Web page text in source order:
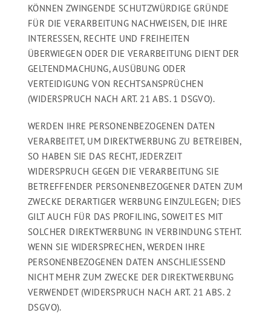
KÖNNEN ZWINGENDE SCHUTZWÜRDIGE GRÜNDE
FÜR DIE VERARBEITUNG NACHWEISEN, DIE IHRE
INTERESSEN, RECHTE UND FREIHEITEN
ÜBERWIEGEN ODER DIE VERARBEITUNG DIENT DER
GELTENDMACHUNG, AUSÜBUNG ODER
VERTEIDIGUNG VON RECHTSANSPRÜCHEN
(WIDERSPRUCH NACH ART. 21 ABS. 1 DSGVO).
WERDEN IHRE PERSONENBEZOGENEN DATEN
VERARBEITET, UM DIREKTWERBUNG ZU BETREIBEN,
SO HABEN SIE DAS RECHT, JEDERZEIT
WIDERSPRUCH GEGEN DIE VERARBEITUNG SIE
BETREFFENDER PERSONENBEZOGENER DATEN ZUM
ZWECKE DERARTIGER WERBUNG EINZULEGEN; DIES
GILT AUCH FÜR DAS PROFILING, SOWEIT ES MIT
SOLCHER DIREKTWERBUNG IN VERBINDUNG STEHT.
WENN SIE WIDERSPRECHEN, WERDEN IHRE
PERSONENBEZOGENEN DATEN ANSCHLIESSEND
NICHT MEHR ZUM ZWECKE DER DIREKTWERBUNG
VERWENDET (WIDERSPRUCH NACH ART. 21 ABS. 2
DSGVO).